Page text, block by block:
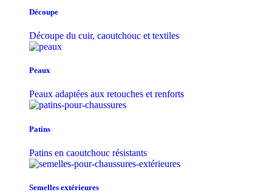
Découpe
Découpe du cuir, caoutchouc et textiles
Peaux
Peaux adaptées aux retouches et renforts
Patins
Patins en caoutchouc résistants
Semelles extérieures